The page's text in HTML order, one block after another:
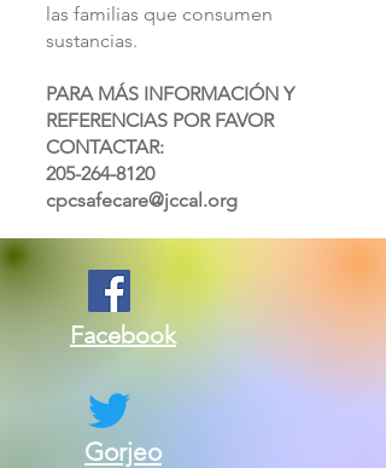
las familias que consumen
sustancias.
PARA MÁS INFORMACIÓN Y
REFERENCIAS POR FAVOR
CONTACTAR:
205-264-8120
cpcsafecare@jccal.org
Facebook
Gorjeo